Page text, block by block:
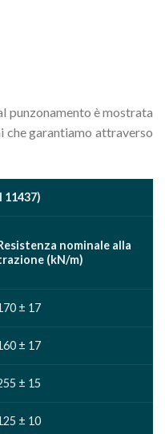
punzonamento è mostrata
che garantiamo attraverso
11437)
nominale alla
(kN/m)
± 17
± 17
± 15
± 10